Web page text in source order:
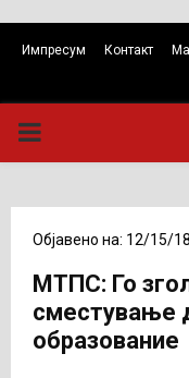
Импресум Контакт
PRIMARY
Објавено на: 12/15/
МТПС: Го
сместување
образование